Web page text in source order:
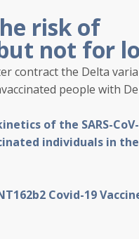
risk of
not for
contract the Delta
people with
of the SARS-
individuals in the
Covid-19